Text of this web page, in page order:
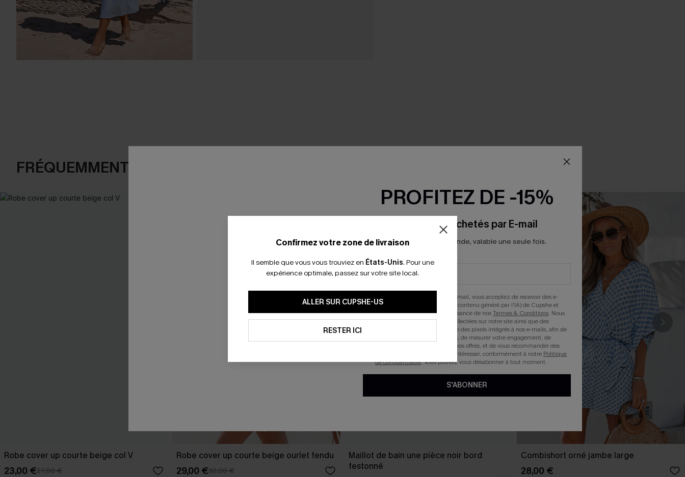
FRÉQUEMMENT ACHETÉS ENSEMBLE
Robe cover up courte beige col V
23,00 €27,00 €
Robe cover up courte beige ourlet fendu
29,00 €32,00 €
Maillot de bain une pièce noir bord
festonné
Combishort orné jambe large
28,00 €
Confirmez votre zone de livraison
Il semble que vous vous trouviez en États-Unis. Pour une
expérience optimale, passez sur votre site local.
ALLER SUR CUPSHE-US
RESTER ICI
PROFITEZ DE -15%
-15% dès 2 Achetés par E-mail
*Un code par commande, valable une seule fois.
En soumettant votre adresse e-mail, vous acceptez de recevoir des e-
mails marketing (y compris du contenu généré par l'IA) de Cupshe et
reconnaissez avoir pris connaissance de nosTermes & Conditions. Nous
pouvons utiliser les données collectées sur notre site ainsi que des
technologies de suivi, telles que des pixels intégrés à nos e-mails, afin de
savoir si ceux-ci ont été ouverts, de mesurer votre engagement, de
personnaliser nos contenus et nos offres, et de vous recommander des
produits susceptibles de vous intéresser, conformément à notre Politique
de confidentialité. Vous pouvez vous désabonner à tout moment.
S'ABONNER